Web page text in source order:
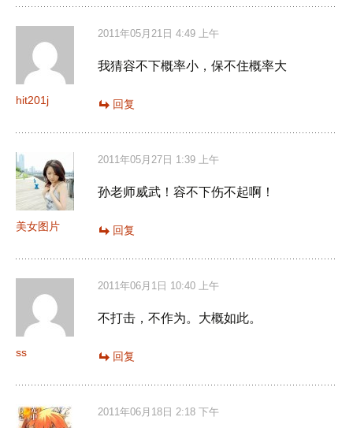
hit201j
2011年05月21日 4:49 上午
我猜容不下概率小，保不住概率大
回复
美女图片
2011年05月27日 1:39 上午
孙老师威武！容不下伤不起啊！
回复
ss
2011年06月1日 10:40 上午
不打击，不作为。大概如此。
回复
2011年06月18日 2:18 下午